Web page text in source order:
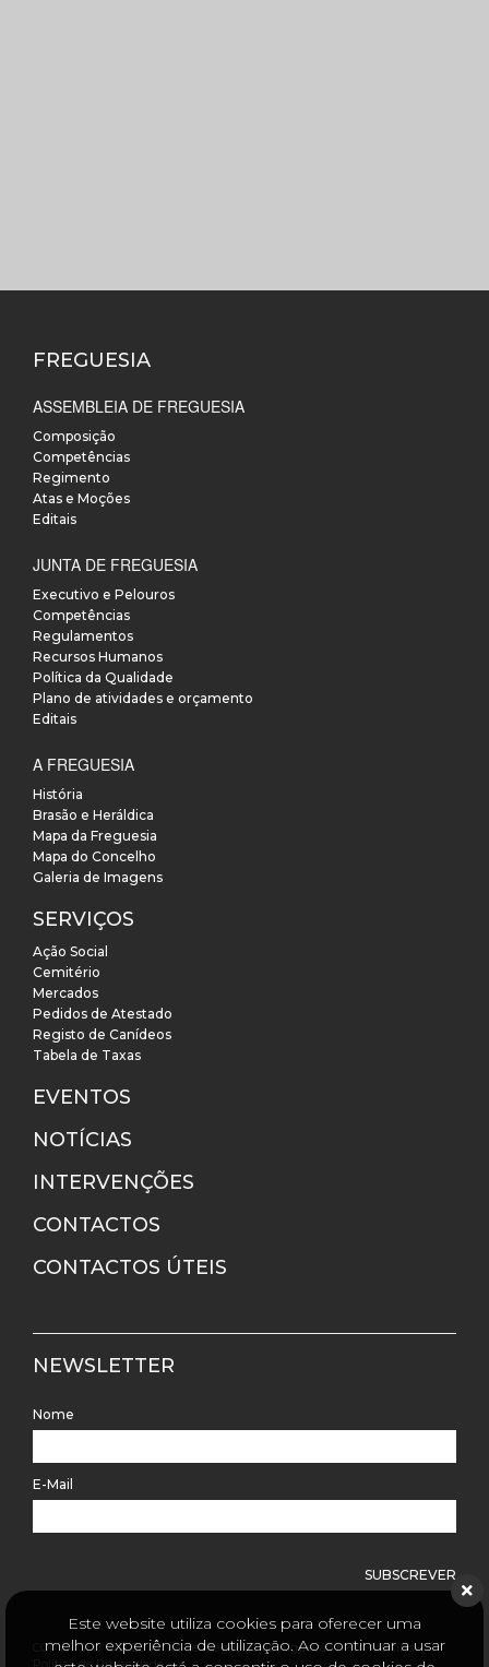
FREGUESIA
ASSEMBLEIA DE FREGUESIA
Composição
Competências
Regimento
Atas e Moções
Editais
JUNTA DE FREGUESIA
Executivo e Pelouros
Competências
Regulamentos
Recursos Humanos
Política da Qualidade
Plano de atividades e orçamento
Editais
A FREGUESIA
História
Brasão e Heráldica
Mapa da Freguesia
Mapa do Concelho
Galeria de Imagens
SERVIÇOS
Ação Social
Cemitério
Mercados
Pedidos de Atestado
Registo de Canídeos
Tabela de Taxas
EVENTOS
NOTÍCIAS
INTERVENÇÕES
CONTACTOS
CONTACTOS ÚTEIS
NEWSLETTER
Nome
E-Mail
SUBSCREVER
COPYRIGHT © 2026 Junta de Freguesia de Algueirão Mem-Martins -
Este website utiliza cookies para oferecer uma
melhor experiência de utilização. Ao continuar a usar